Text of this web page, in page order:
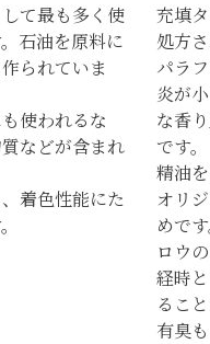
て最も多く使
石油を原料に
られていま
使われるな
などが含まれ
着色性能にた
充填
処方
パラ
炎が
な香
です。
精油
オリ
めで
ロウ
経時
るこ
有臭